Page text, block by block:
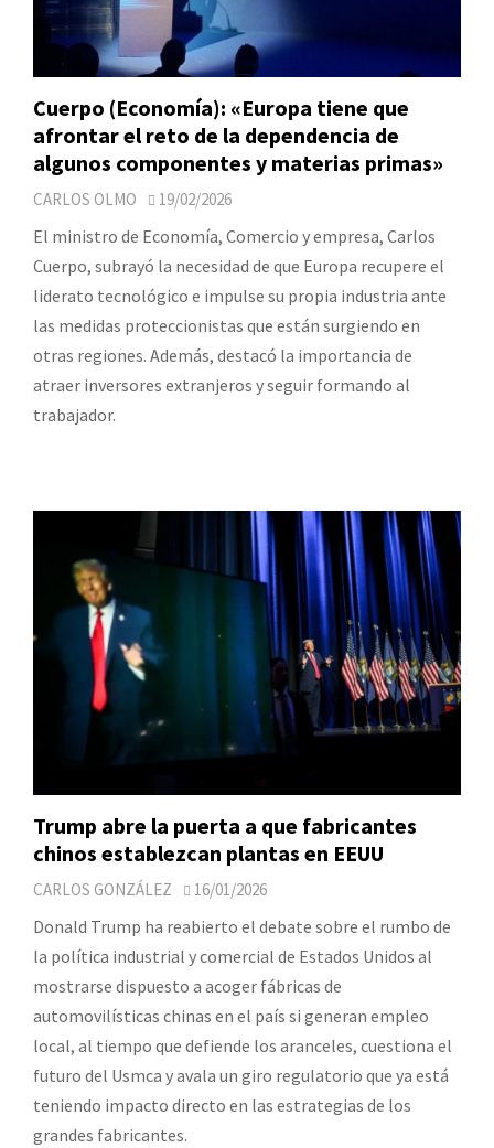
Cuerpo (Economía): «Europa tiene que
afrontar el reto de la dependencia de
algunos componentes y materias primas»
CARLOS OLMO 19/02/2026
El ministro de Economía, Comercio y empresa, Carlos
Cuerpo, subrayó la necesidad de que Europa recupere el
liderato tecnológico e impulse su propia industria ante
las medidas proteccionistas que están surgiendo en
otras regiones. Además, destacó la importancia de
atraer inversores extranjeros y seguir formando al
trabajador.
Trump abre la puerta a que fabricantes
chinos establezcan plantas en EEUU
CARLOS GONZÁLEZ 16/01/2026
Donald Trump ha reabierto el debate sobre el rumbo de
la política industrial y comercial de Estados Unidos al
mostrarse dispuesto a acoger fábricas de
automovilísticas chinas en el país si generan empleo
local, al tiempo que defiende los aranceles, cuestiona el
futuro del Usmca y avala un giro regulatorio que ya está
teniendo impacto directo en las estrategias de los
grandes fabricantes.